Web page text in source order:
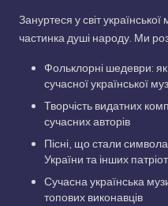
Зануртеся у світ
частинка душі народу. Ми
Фольклорні шедеври: як
сучасної української
Творчість видатних
сучасних авторів
Пісні, що стали
України та інших
Сучасна українська
топових виконавців